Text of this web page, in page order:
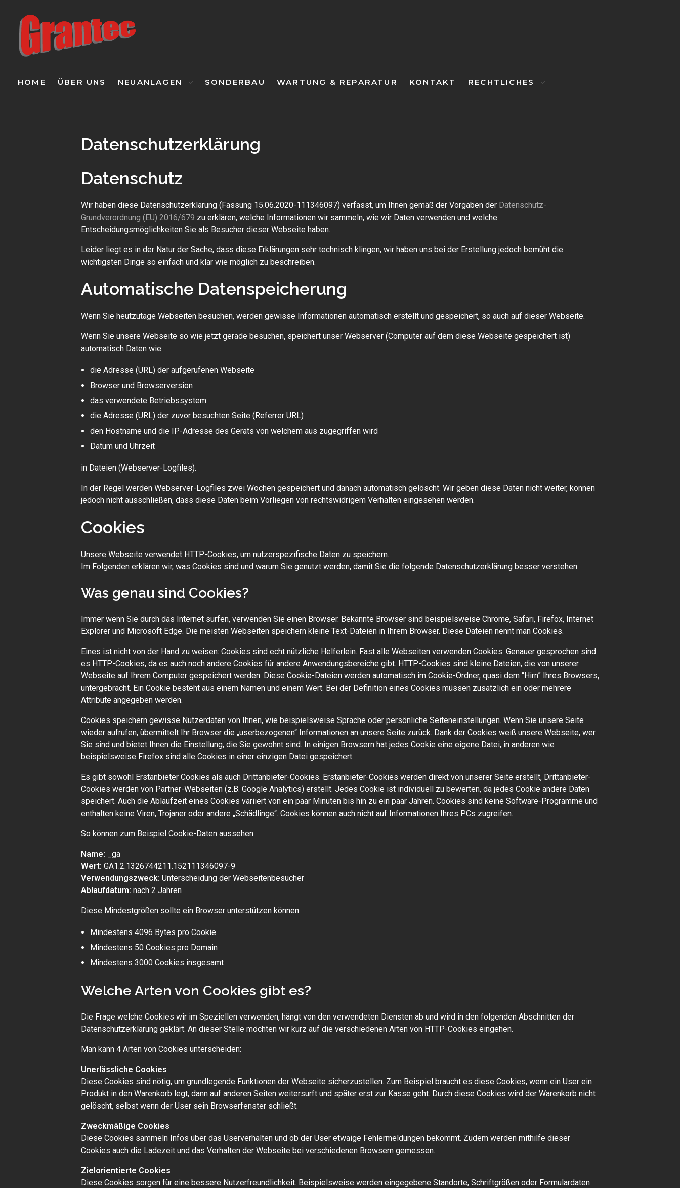
HOME ÜBER UNS NEUANLAGEN SONDERBAU WARTUNG & REPARATUR KONTAKT RECHTLICHES
Datenschutzerklärung
Datenschutz
Wir haben diese Datenschutzerklärung (Fassung 15.06.2020-111346097) verfasst, um Ihnen gemäß der Vorgaben der Datenschutz-
Grundverordnung (EU) 2016/679 zu erklären, welche Informationen wir sammeln, wie wir Daten verwenden und welche
Entscheidungsmöglichkeiten Sie als Besucher dieser Webseite haben.
Leider liegt es in der Natur der Sache, dass diese Erklärungen sehr technisch klingen, wir haben uns bei der Erstellung jedoch bemüht die
wichtigsten Dinge so einfach und klar wie möglich zu beschreiben.
Automatische Datenspeicherung
Wenn Sie heutzutage Webseiten besuchen, werden gewisse Informationen automatisch erstellt und gespeichert, so auch auf dieser Webseite.
Wenn Sie unsere Webseite so wie jetzt gerade besuchen, speichert unser Webserver (Computer auf dem diese Webseite gespeichert ist)
automatisch Daten wie
die Adresse (URL) der aufgerufenen Webseite
Browser und Browserversion
das verwendete Betriebssystem
die Adresse (URL) der zuvor besuchten Seite (Referrer URL)
den Hostname und die IP-Adresse des Geräts von welchem aus zugegriffen wird
Datum und Uhrzeit
in Dateien (Webserver-Logfiles).
In der Regel werden Webserver-Logfiles zwei Wochen gespeichert und danach automatisch gelöscht. Wir geben diese Daten nicht weiter, können
jedoch nicht ausschließen, dass diese Daten beim Vorliegen von rechtswidrigem Verhalten eingesehen werden.
Cookies
Unsere Webseite verwendet HTTP-Cookies, um nutzerspezifische Daten zu speichern.
Im Folgenden erklären wir, was Cookies sind und warum Sie genutzt werden, damit Sie die folgende Datenschutzerklärung besser verstehen.
Was genau sind Cookies?
Immer wenn Sie durch das Internet surfen, verwenden Sie einen Browser. Bekannte Browser sind beispielsweise Chrome, Safari, Firefox, Internet
Explorer und Microsoft Edge. Die meisten Webseiten speichern kleine Text-Dateien in Ihrem Browser. Diese Dateien nennt man Cookies.
Eines ist nicht von der Hand zu weisen: Cookies sind echt nützliche Helferlein. Fast alle Webseiten verwenden Cookies. Genauer gesprochen sind
es HTTP-Cookies, da es auch noch andere Cookies für andere Anwendungsbereiche gibt. HTTP-Cookies sind kleine Dateien, die von unserer
Webseite auf Ihrem Computer gespeichert werden. Diese Cookie-Dateien werden automatisch im Cookie-Ordner, quasi dem “Hirn” Ihres Browsers,
untergebracht. Ein Cookie besteht aus einem Namen und einem Wert. Bei der Definition eines Cookies müssen zusätzlich ein oder mehrere
Attribute angegeben werden.
Cookies speichern gewisse Nutzerdaten von Ihnen, wie beispielsweise Sprache oder persönliche Seiteneinstellungen. Wenn Sie unsere Seite
wieder aufrufen, übermittelt Ihr Browser die „userbezogenen“ Informationen an unsere Seite zurück. Dank der Cookies weiß unsere Webseite, wer
Sie sind und bietet Ihnen die Einstellung, die Sie gewohnt sind. In einigen Browsern hat jedes Cookie eine eigene Datei, in anderen wie
beispielsweise Firefox sind alle Cookies in einer einzigen Datei gespeichert.
Es gibt sowohl Erstanbieter Cookies als auch Drittanbieter-Cookies. Erstanbieter-Cookies werden direkt von unserer Seite erstellt, Drittanbieter-
Cookies werden von Partner-Webseiten (z.B. Google Analytics) erstellt. Jedes Cookie ist individuell zu bewerten, da jedes Cookie andere Daten
speichert. Auch die Ablaufzeit eines Cookies variiert von ein paar Minuten bis hin zu ein paar Jahren. Cookies sind keine Software-Programme und
enthalten keine Viren, Trojaner oder andere „Schädlinge“. Cookies können auch nicht auf Informationen Ihres PCs zugreifen.
So können zum Beispiel Cookie-Daten aussehen:
Name: _ga
Wert: GA1.2.1326744211.152111346097-9
Verwendungszweck: Unterscheidung der Webseitenbesucher
Ablaufdatum: nach 2 Jahren
Diese Mindestgrößen sollte ein Browser unterstützen können:
Mindestens 4096 Bytes pro Cookie
Mindestens 50 Cookies pro Domain
Mindestens 3000 Cookies insgesamt
Welche Arten von Cookies gibt es?
Die Frage welche Cookies wir im Speziellen verwenden, hängt von den verwendeten Diensten ab und wird in den folgenden Abschnitten der
Datenschutzerklärung geklärt. An dieser Stelle möchten wir kurz auf die verschiedenen Arten von HTTP-Cookies eingehen.
Man kann 4 Arten von Cookies unterscheiden:
Unerlässliche Cookies
Diese Cookies sind nötig, um grundlegende Funktionen der Webseite sicherzustellen. Zum Beispiel braucht es diese Cookies, wenn ein User ein
Produkt in den Warenkorb legt, dann auf anderen Seiten weitersurft und später erst zur Kasse geht. Durch diese Cookies wird der Warenkorb nicht
gelöscht, selbst wenn der User sein Browserfenster schließt.
Zweckmäßige Cookies
Diese Cookies sammeln Infos über das Userverhalten und ob der User etwaige Fehlermeldungen bekommt. Zudem werden mithilfe dieser
Cookies auch die Ladezeit und das Verhalten der Webseite bei verschiedenen Browsern gemessen.
Zielorientierte Cookies
Diese Cookies sorgen für eine bessere Nutzerfreundlichkeit. Beispielsweise werden eingegebene Standorte, Schriftgrößen oder Formulardaten